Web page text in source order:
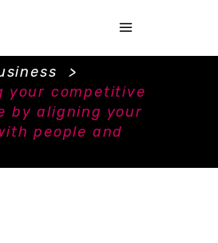
>
your competitive
by aligning your
people and